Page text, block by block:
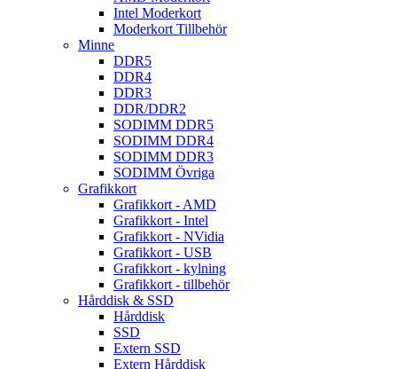
Intel Moderkort
Moderkort Tillbehör
Minne
DDR5
DDR4
DDR3
DDR/DDR2
SODIMM DDR5
SODIMM DDR4
SODIMM DDR3
SODIMM Övriga
Grafikkort
Grafikkort - AMD
Grafikkort - Intel
Grafikkort - NVidia
Grafikkort - USB
Grafikkort - kylning
Grafikkort - tillbehör
Hårddisk & SSD
Hårddisk
SSD
Extern SSD
Extern Hårddisk